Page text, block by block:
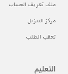
ملف تعريف الحساب
مركز التنزيل
تعقب الطلب
التعليم